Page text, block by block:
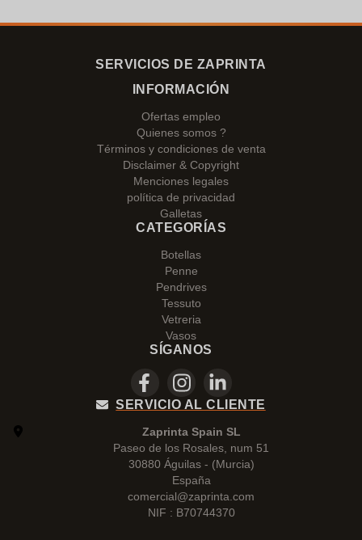
SERVICIOS DE ZAPRINTA
INFORMACIÓN
Ofertas empleo
Quienes somos ?
Términos y condiciones de venta
Disclaimer & Copyright
Menciones legales
política de privacidad
Galletas
CATEGORÍAS
Botellas
Penne
Pendrives
Tessuto
Vetreria
Vasos
SÍGANOS
SERVICIO AL CLIENTE
Zaprinta Spain SL
Paseo de los Rosales, num 51
30880 Águilas - (Murcia)
España
comercial@zaprinta.com
NIF : B70744370